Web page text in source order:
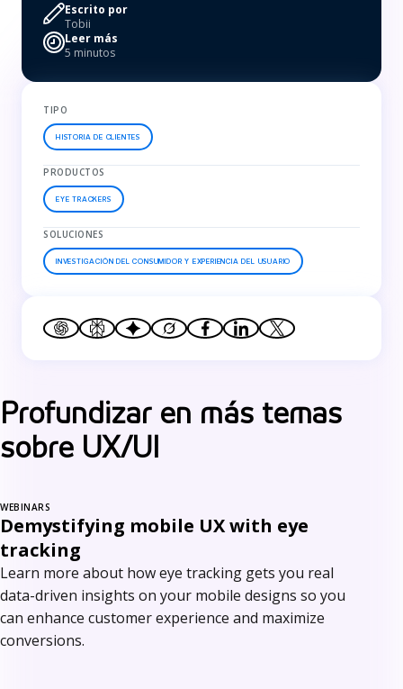
Escrito por
Tobii
Leer más
5 minutos
TIPO
HISTORIA DE CLIENTES
PRODUCTOS
EYE TRACKERS
SOLUCIONES
INVESTIGACIÓN DEL CONSUMIDOR Y EXPERIENCIA DEL USUARIO
Profundizar en más temas
sobre UX/UI
WEBINARS
Demystifying mobile UX with eye
tracking
Learn more about how eye tracking gets you real
data-driven insights on your mobile designs so you
can enhance customer experience and maximize
conversions.